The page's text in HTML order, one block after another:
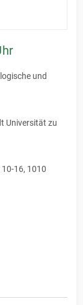
und
Universität zu
16, 1010